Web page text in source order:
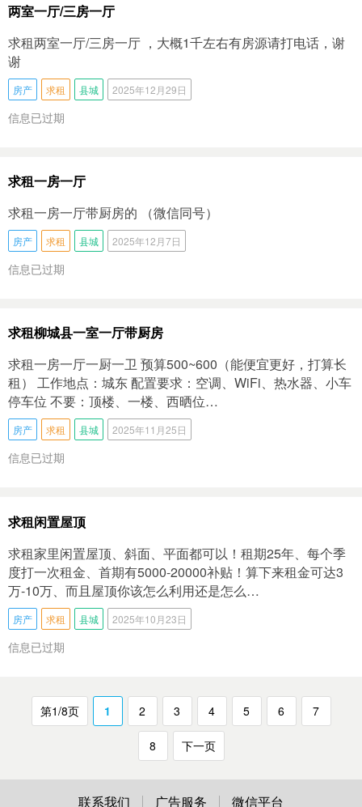
两室一厅/三房一厅
求租两室一厅/三房一厅 ，大概1千左右有房源请打电话，谢
谢
房产 求租 县城 2025年12月29日
信息已过期
求租一房一厅
求租一房一厅带厨房的 （微信同号）
房产 求租 县城 2025年12月7日
信息已过期
求租柳城县一室一厅带厨房
求租一房一厅一厨一卫 预算500~600（能便宜更好，打算长
租） 工作地点：城东 配置要求：空调、WiFi、热水器、小车
停车位 不要：顶楼、一楼、西晒位…
房产 求租 县城 2025年11月25日
信息已过期
求租闲置屋顶
求租家里闲置屋顶、斜面、平面都可以！租期25年、每个季
度打一次租金、首期有5000-20000补贴！算下来租金可达3
万-10万、而且屋顶你该怎么利用还是怎么…
房产 求租 县城 2025年10月23日
信息已过期
第1/8页 1 2 3 4 5 6 7
8 下一页
联系我们 广告服务 微信平台